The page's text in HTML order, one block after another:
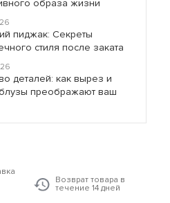
образа жизни
пиджак: Секреты
стиля после заката
деталей: как вырез и
преображают ваш
Возврат товара в
течение 14 дней